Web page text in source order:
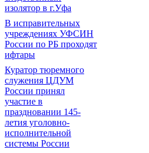
изолятор в г.Уфа
В исправительных
учреждениях УФСИН
России по РБ проходят
ифтары
Куратор тюремного
служения ЦДУМ
России принял
участие в
праздновании 145-
летия уголовно-
исполнительной
системы России